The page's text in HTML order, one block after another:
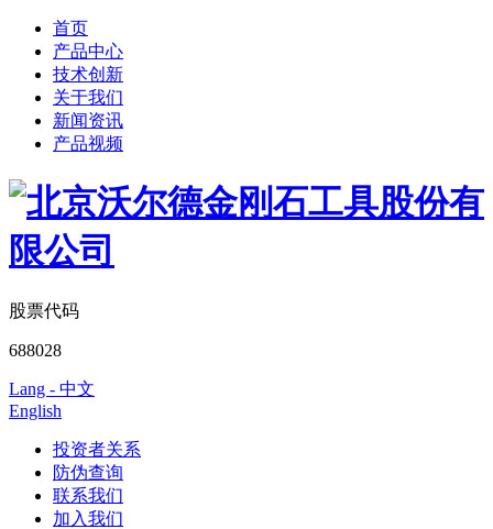
首页
产品中心
技术创新
关于我们
新闻资讯
产品视频
股票代码
688028
Lang - 中文
English
投资者关系
防伪查询
联系我们
加入我们